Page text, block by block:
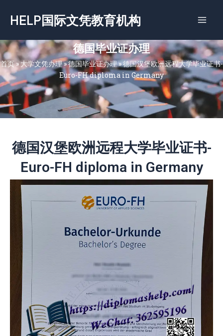
容
HELP国际文凭教育机构
德国毕业证办理
首页»大学文凭办理»德国毕业证办理»德国汉堡欧洲远程大学毕业证书-
Euro-FH diploma in Germany
德国汉堡欧洲远程大学毕业证书-
Euro-FH diploma in Germany